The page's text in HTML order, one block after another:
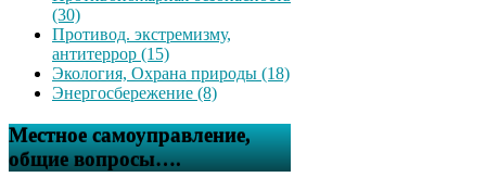
(30)
Противод. экстремизму,
антитеррор (15)
Экология, Охрана природы (18)
Энергосбережение (8)
Местное самоуправление,
общие вопросы….